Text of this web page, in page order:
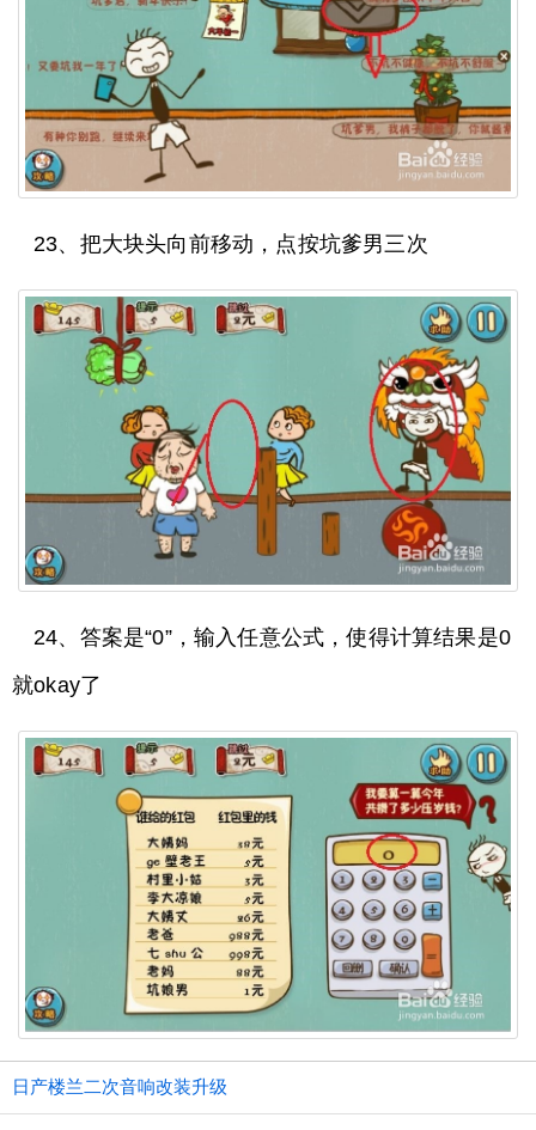
23、把大块头向前移动，点按坑爹男三次
24、答案是“0”，输入任意公式，使得计算结果是0
就okay了
日产楼兰二次音响改装升级